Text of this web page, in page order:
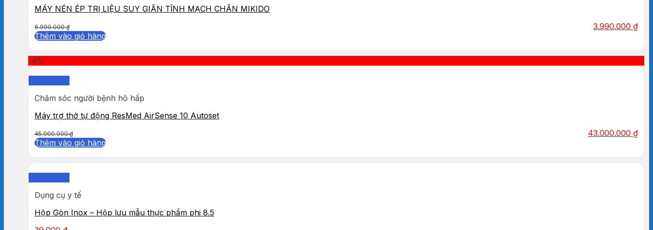
MÁY NÉN ÉP TRỊ LIỆU SUY GIÃN TĨNH MẠCH CHÂN MIKIDO
6.990.000₫ 3.990.000 ₫
Thêm vào giỏ hàng
-4%
Chăm sóc người bệnh hô hấp
Máy trợ thở tự động ResMed AirSense 10 Autoset
45.000.000₫ 43.000.000 ₫
Thêm vào giỏ hàng
Dụng cụ y tế
Hộp Gòn Inox – Hộp lưu mẫu thực phẩm phi 8.5